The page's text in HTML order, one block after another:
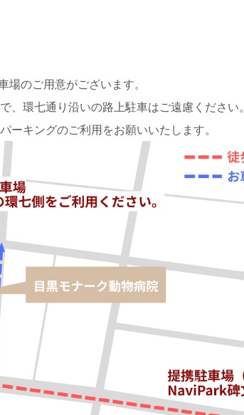
場のご用意がございます。
、環七通り沿いの路上駐車はご遠慮ください。
ーキングのご利用をお願いいたします。